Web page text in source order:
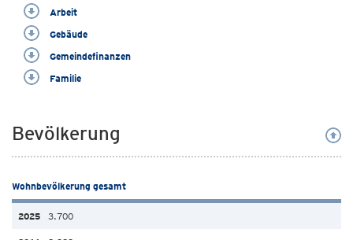
Arbeit
Gebäude
Gemeindefinanzen
Familie
Bevölkerung
Wohnbevölkerung gesamt
3.700